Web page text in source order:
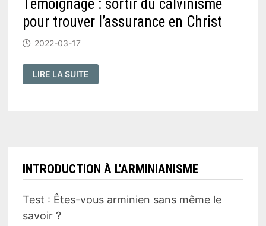
Témoignage : sortir du calvinisme
pour trouver l’assurance en Christ
2022-03-17
TÉMOIGNAGE
:
SORTIR
LIRE LA SUITE
INTRODUCTION À L'ARMINIANISME
Test : Êtes-vous arminien sans même le
savoir ?